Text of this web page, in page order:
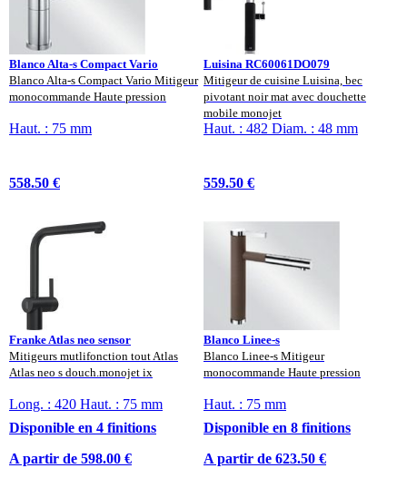
Blanco Alta-s Compact Vario
Blanco Alta-s Compact Vario Mitigeur
monocommande Haute pression
Haut. : 75 mm
558.50 €
Luisina RC60061DO079
Mitigeur de cuisine Luisina, bec
pivotant noir mat avec douchette
mobile monojet
Haut. : 482 Diam. : 48 mm
559.50 €
Franke Atlas neo sensor
Mitigeurs mutlifonction tout Atlas
Atlas neo s douch.monojet ix
Long. : 420 Haut. : 75 mm
Disponible en 4 finitions
A partir de 598.00 €
Blanco Linee-s
Blanco Linee-s Mitigeur
monocommande Haute pression
Haut. : 75 mm
Disponible en 8 finitions
A partir de 623.50 €